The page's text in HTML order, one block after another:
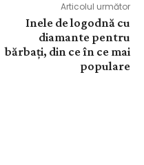
Articolul următor
Inele de logodnă cu
diamante pentru
bărbați, din ce în ce mai
populare